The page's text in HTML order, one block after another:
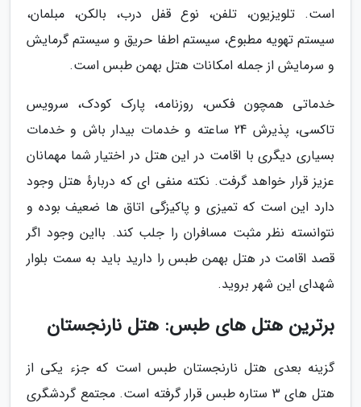
است. تلویزیون، تلفن، نوع قفل درب، بالکن، مبلمان،
سیستم تهویه مطبوع، سیستم اطفا حریق و سیستم گرمایش
و سرمایش از جمله امکانات هتل بهمن طبس است.
خدماتی همچون فکس، روزنامه، پارک کودک، سرویس
تاکسی، پذیرش 24 ساعته و خدمات بیدار باش و خدمات
بسیاری دیگری با اقامت در این هتل در اختیار شما مهمانان
عزیز قرار خواهد گرفت. نکته منفی ای که دربارهٔ هتل وجود
دارد این است که تمیزی و پاکیزگی اتاق ها ضعیف بوده و
نتوانسته نظر مثبت مسافران را جلب کند. بااین وجود اگر
قصد اقامت در هتل بهمن طبس را دارید باید به سمت بلوار
شهدای این شهر بروید.
برترین هتل های طبس: هتل نارنجستان
گزینه بعدی هتل نارنجستان طبس است که جزء یکی از
هتل های 3 ستاره طبس قرار گرفته است. مجتمع گردشگری